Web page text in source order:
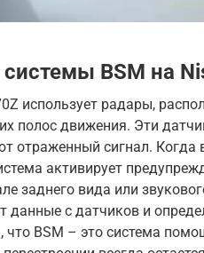
BSM на
использует радары,
полос движения. Эти
отраженный сигнал. Когда
активирует
заднего вида или
данные с датчиков и
BSM – это система